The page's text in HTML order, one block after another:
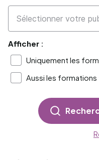
Afficher :
Uniquement les
Aussi les formations